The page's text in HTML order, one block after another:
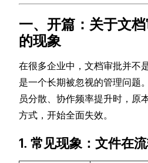
一、开篇：关于文
的现象
在很多企业中，文档审批并不
是一个长期被忽视的管理问题
员分散、协作频率提升时，原
方式，开始全面失效。
1. 常见现象：文件在